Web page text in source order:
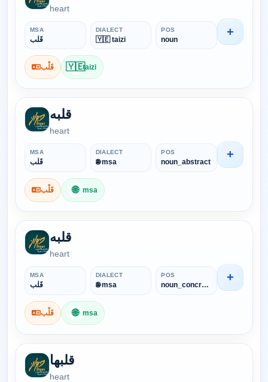
heart
MSA
قَلْب
DIALECT
🇾🇪 taizi
POS
noun
قَلْب 🇾🇪taizi
+
قلبه
heart
MSA
قَلْب
DIALECT
🌐 msa
POS
noun_abstract
قَلْب 🌐 msa
+
قلبه
heart
MSA
قَلْب
DIALECT
🌐 msa
POS
noun_concrete
قَلْب 🌐 msa
+
قلبها
heart